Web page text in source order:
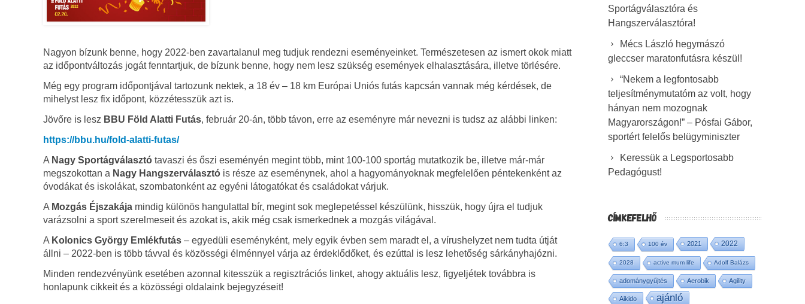
Nagyon bízunk benne, hogy 2022-ben zavartalanul meg tudjuk rendezni eseményeinket. Természetesen az ismert okok miatt
az időpontváltozás jogát fenntartjuk, de bízunk benne, hogy nem lesz szükség események elhalasztására, illetve törlésére.
Még egy program időpontjával tartozunk nektek, a 18 év – 18 km Európai Uniós futás kapcsán vannak még kérdések, de
mihelyst lesz fix időpont, közzétesszük azt is.
Jövőre is lesz BBU Föld Alatti Futás, február 20-án, több távon, erre az eseményre már nevezni is tudsz az alábbi linken:
https://bbu.hu/fold-alatti-futas/
A Nagy Sportágválasztó tavaszi és őszi eseményén megint több, mint 100-100 sportág mutatkozik be, illetve már-már
megszokottan a Nagy Hangszerválasztó is része az eseménynek, ahol a hagyományoknak megfelelően péntekenként az
óvodákat és iskolákat, szombatonként az egyéni látogatókat és családokat várjuk.
A Mozgás Éjszakája mindig különös hangulattal bír, megint sok meglepetéssel készülünk, hisszük, hogy újra el tudjuk
varázsolni a sport szerelmeseit és azokat is, akik még csak ismerkednek a mozgás világával.
A Kolonics György Emlékfutás – egyedüli eseményként, mely egyik évben sem maradt el, a vírushelyzet nem tudta útját
állni – 2022-ben is több távval és közösségi élménnyel várja az érdeklődőket, és ezúttal is lesz lehetőség sárkányhajózni.
Minden rendezvényünk esetében azonnal kitesszük a regisztrációs linket, ahogy aktuális lesz, figyeljétek továbbra is
honlapunk cikkeit és a közösségi oldalaink bejegyzéseit!
Sportágválasztóra és
Hangszerválasztóra!
Mécs László hegymászó
gleccser maratonfutásra készül!
“Nekem a legfontosabb
teljesítménymutatóm az volt, hogy
hányan nem mozognak
Magyarországon!” – Pósfai Gábor,
sportért felelős belügyminiszter
Keressük a Legsportosabb
Pedagógust!
CÍMKEFELHŐ
6:3 100 év 2021 2022
2028 active mum life Adolf Balázs
adománygyűjtés Aerobik Agility
Aikido ajánló